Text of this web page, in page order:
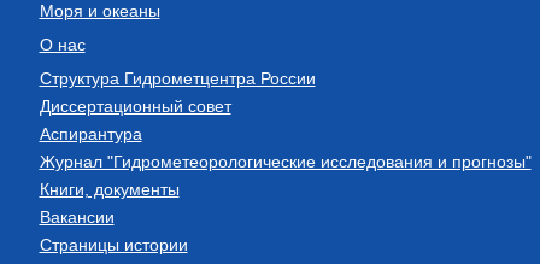
Моря и океаны
О нас
Структура Гидрометцентра России
Диссертационный совет
Аспирантура
Журнал "Гидрометеорологические исследования и прогнозы"
Книги, документы
Вакансии
Страницы истории